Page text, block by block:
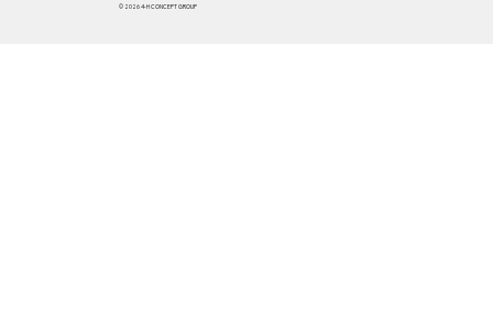
© 2026 4-H CONCEPT GROUP